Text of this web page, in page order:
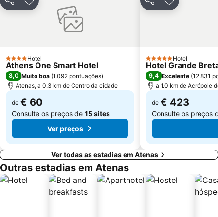
Egaleo
Agia Paraskevi
Metropolitan EXPO
Aeolou street
Museu Nacional de Arqueologia
Athens University
Platia Mitropoleos
Merlin de Douai Mansion The Embassy of France
PartilharAdicionar aos favoritos
4 Estrelas
Hotel
Athens One Smart Hotel
8,0 Muito boa (1.092 pontuações)
Atenas, a 0.3 km de Centro da cidade
de € 60
Consulte os preços de 15 sites
Ver preços
PartilharAdicionar
5 EstrelasHotel
Hotel Grande
9,4 Excelente (12.831
a 1.0 km de Acrópole
de € 423
Consulte os preços
Ver todas as estadias em Atenas
Outras estadias em Atenas